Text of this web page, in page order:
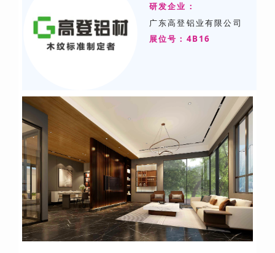
研发企业：
广东高登铝业有限公司
展位号：4B16